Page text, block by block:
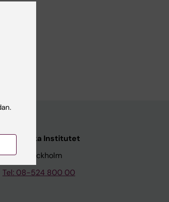
Karolinska Institutet
171 77 Stockholm
Tel: 08-524 800 00